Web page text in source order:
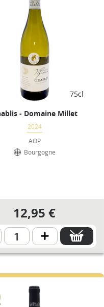
75cl
- Domaine Millet
2024
AOP
Bourgogne
12,95 €